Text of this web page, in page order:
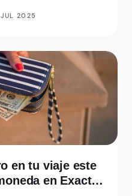
2025
en tu viaje este
en Exact